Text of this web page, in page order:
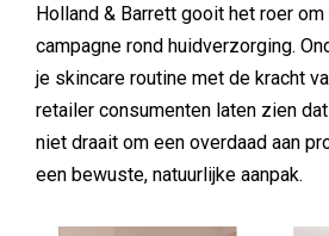
Holland & Barrett gooit het roer
campagne rond huidverzorging.
je skincare routine met de kracht
retailer consumenten laten zien
niet draait om een overdaad aan
een bewuste, natuurlijke aanpak.